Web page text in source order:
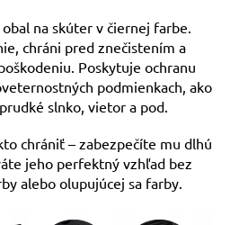
na skúter v čiernej farbe.
chráni pred znečistením a
Poskytuje ochranu
podmienkach, ako
slnko, vietor a pod.
chrániť – zabezpečíte mu dlhú
jeho perfektný vzhľad bez
alebo olupujúcej sa farby.